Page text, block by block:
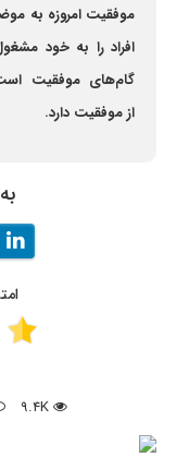
موفقیت امروزه به
افراد را به خود
گام‌های موفقیت
از موفقیت دارد.